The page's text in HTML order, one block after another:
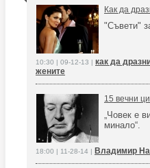
Как да
"Съвети"
10:30 | 09-12-13 | как да
жените
15 вечни
„Човек е
минало“.
18:00 | 11-28-14 | Владимир